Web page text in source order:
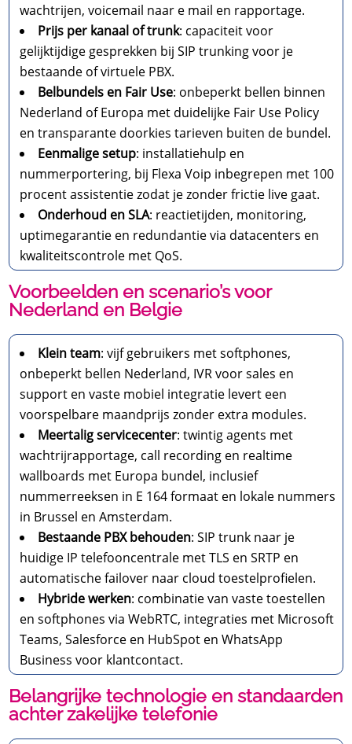
wachtrijen, voicemail naar e mail en rapportage.
Prijs per kanaal of trunk: capaciteit voor
gelijktijdige gesprekken bij SIP trunking voor je
bestaande of virtuele PBX.
Belbundels en Fair Use: onbeperkt bellen binnen
Nederland of Europa met duidelijke Fair Use Policy
en transparante doorkies tarieven buiten de bundel.
Eenmalige setup: installatiehulp en
nummerportering, bij Flexa Voip inbegrepen met 100
procent assistentie zodat je zonder frictie live gaat.
Onderhoud en SLA: reactietijden, monitoring,
uptimegarantie en redundantie via datacenters en
kwaliteitscontrole met QoS.
Voorbeelden en scenario’s voor
Nederland en Belgie
Klein team: vijf gebruikers met softphones,
onbeperkt bellen Nederland, IVR voor sales en
support en vaste mobiel integratie levert een
voorspelbare maandprijs zonder extra modules.
Meertalig servicecenter: twintig agents met
wachtrijrapportage, call recording en realtime
wallboards met Europa bundel, inclusief
nummerreeksen in E 164 formaat en lokale nummers
in Brussel en Amsterdam.
Bestaande PBX behouden: SIP trunk naar je
huidige IP telefooncentrale met TLS en SRTP en
automatische failover naar cloud toestelprofielen.
Hybride werken: combinatie van vaste toestellen
en softphones via WebRTC, integraties met Microsoft
Teams, Salesforce en HubSpot en WhatsApp
Business voor klantcontact.
Belangrijke technologie en standaarden
achter zakelijke telefonie